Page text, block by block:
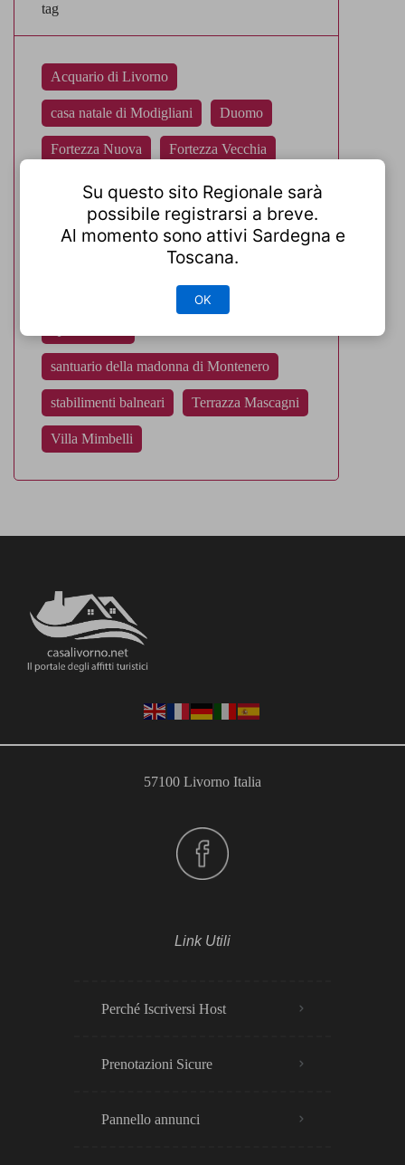
tag
Acquario di Livorno
casa natale di Modigliani Duomo
Fortezza Nuova Fortezza Vecchia
Livorno mercato delle vettovaglie
Museo Civico Giovanni Fattori
quartiere di Venezia Nuova
santuario della madonna di Montenero
stabilimenti balneari Terrazza Mascagni
Villa Mimbelli
57100 Livorno Italia
Link Utili
Perché Iscriversi Host
Prenotazioni Sicure
Pannello annunci
Su questo sito Regionale sarà
possibile registrarsi a breve.
Al momento sono attivi Sardegna e
Toscana.
OK